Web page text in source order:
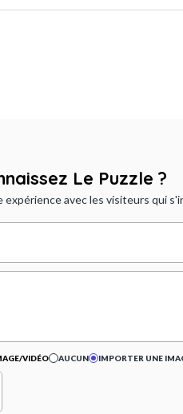
Le Puzzle ?
expérience avec les visiteurs qui
VIDÉO AUCUN IMPORTER UNE